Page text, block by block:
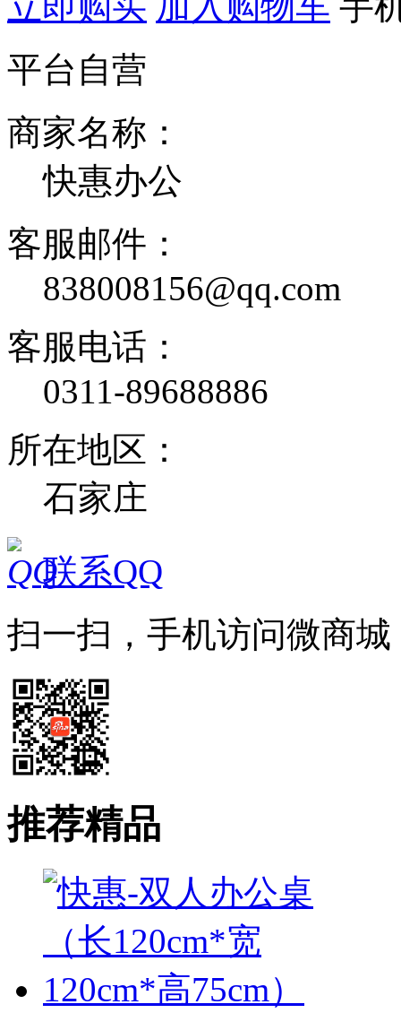
平台自营
商家名称：
快惠办公
客服邮件：
838008156@qq.com
客服电话：
0311-89688886
所在地区：
石家庄
联系QQ
扫一扫，手机访问微商城
推荐精品